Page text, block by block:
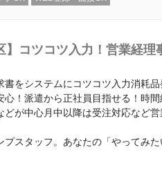
】コツコツ入力！営業経理
をシステムにコツコツ入力消耗
心！派遣から正社員目指せる！時
が中心月中以降は受注対応など
スタッフ。あなたの「やってみ